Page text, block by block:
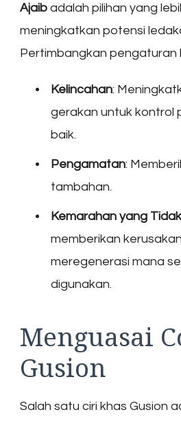
Ajaib adalah pilihan yang
meningkatkan potensi
Pertimbangkan pengaturan
Kelincahan:
gerakan untuk kontrol
baik.
Pengamatan:
tambahan.
Kemarahan yang
memberikan
meregenerasi mana
digunakan.
Menguasai
Gusion
Salah satu ciri khas Gusion